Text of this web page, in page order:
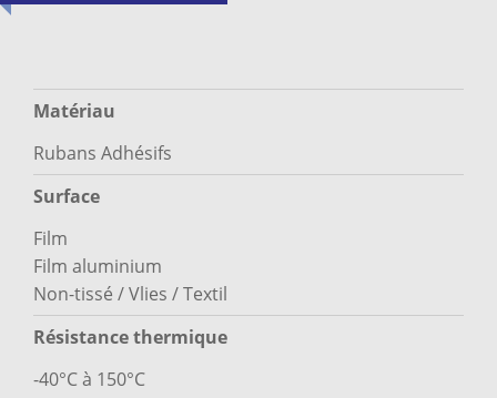
Matériau
Rubans Adhésifs
Surface
Film
Film aluminium
Non-tissé / Vlies / Textil
Résistance thermique
-40°C à 150°C